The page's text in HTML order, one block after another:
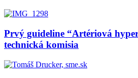
Prvý guideline “Artériová
technická komisia